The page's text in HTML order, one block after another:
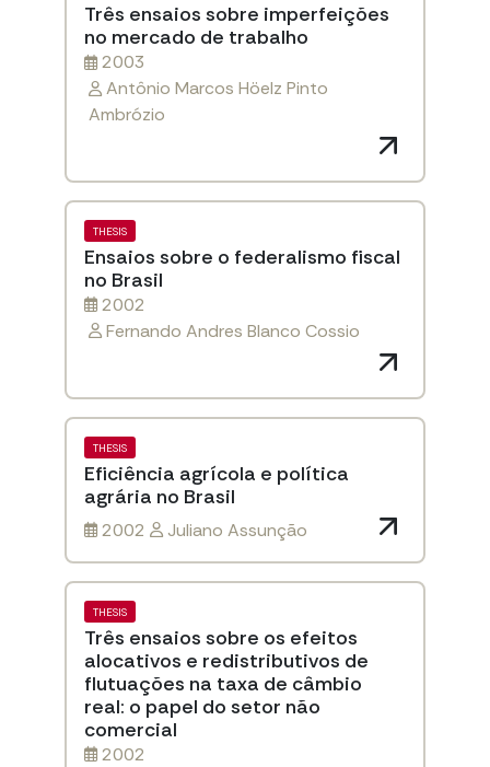
Três ensaios sobre imperfeições
no mercado de trabalho
2003
Antônio Marcos Höelz Pinto
Ambrózio
THESIS
Ensaios sobre o federalismo fiscal
no Brasil
2002
Fernando Andres Blanco Cossio
THESIS
Eficiência agrícola e política
agrária no Brasil
2002 Juliano Assunção
THESIS
Três ensaios sobre os efeitos
alocativos e redistributivos de
flutuações na taxa de câmbio
real: o papel do setor não
comercial
2002